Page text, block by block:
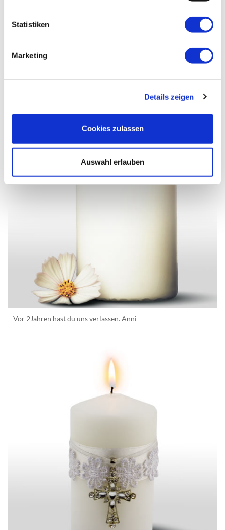
Statistiken
Marketing
Details zeigen
Cookies zulassen
Auswahl erlauben
Für meine Freundin
Vor 2Jahren hast du uns verlassen. Anni